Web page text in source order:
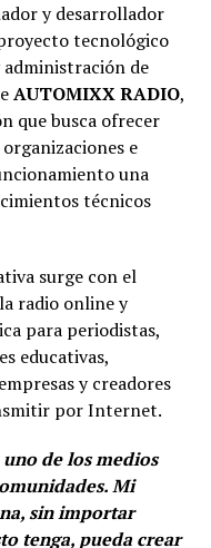
y desarrollador
tecnológico
de
AUTOMIXX RADIO,
que busca ofrecer
e
una
técnicos
surge con el
radio online y
para periodistas,
educativas,
y creadores
por Internet.
de los medios
Mi
sin importar
tenga, pueda crear